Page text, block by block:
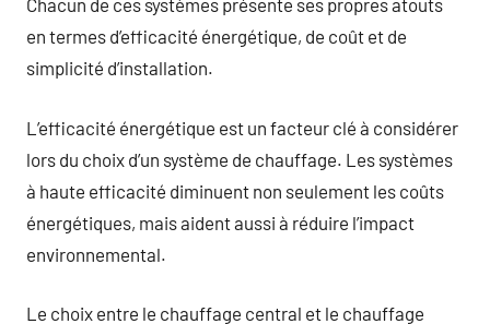
Chacun de ces systèmes présente ses propres atouts
en termes d’efficacité énergétique, de coût et de
simplicité d’installation.
L’efficacité énergétique est un facteur clé à considérer
lors du choix d’un système de chauffage. Les systèmes
à haute efficacité diminuent non seulement les coûts
énergétiques, mais aident aussi à réduire l’impact
environnemental.
Le choix entre le chauffage central et le chauffage